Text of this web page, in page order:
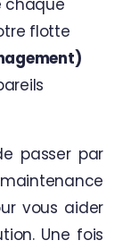
flotte
passer par
vous aider
Une fois